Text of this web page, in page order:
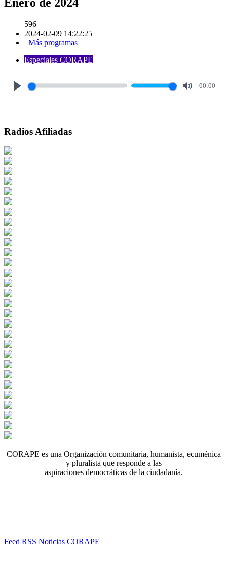
596
2024-02-09 14:22:25
Más programas
Especiales CORAPE
00:00
Radios Afiliadas
CORAPE es una Organización comunitaria, humanista, ecuménica
y pluralista que responde a las
aspiraciones democráticas de la ciudadanía.
Feed RSS Noticias CORAPE